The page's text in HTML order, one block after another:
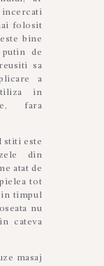
folosit
bine
de
sa
a
in
fara
stiti este
din
atat de
tot
in timpul
nu
cateva
masaj